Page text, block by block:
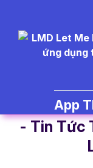
App
- Tin Tức